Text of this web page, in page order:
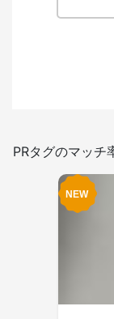
日本語を使う頻
少ない
PRタグのマッチ